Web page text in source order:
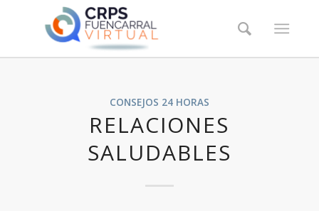
CONSEJOS 24 HORAS
RELACIONES
SALUDABLES